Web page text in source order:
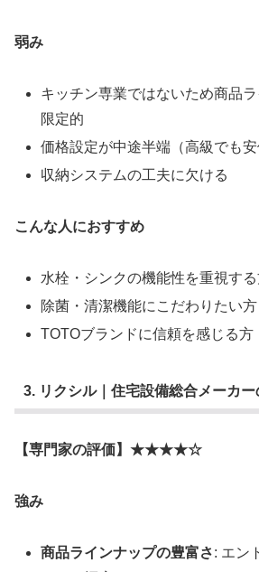
弱み
キッチン専業ではないため商品
限定的
価格設定が中途半端（高級でも安
収納システムの工夫に欠ける
こんな人におすすめ
水栓・シンクの機能性を重視す
除菌・清潔機能にこだわりたい方
TOTOブランドに信頼を感じる方
3. リクシル｜住宅設備総合メーカー
【専門家の評価】★★★★☆
強み
商品ラインナップの豊富さ: エン